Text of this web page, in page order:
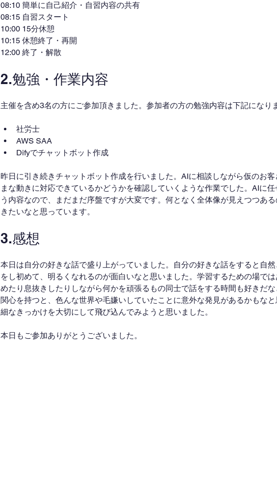
08:10 簡単に自己紹介・自習内容の共有
08:15 自習スタート
10:00 15分休憩
10:15 休憩終了・再開
12:00 終了・解散
2.勉強・作業内容
主催を含め3名の方にご参加頂きました。参加者の方の勉強内容は下記になり
社労士
AWS SAA
Difyでチャットボット作成
昨日に引き続きチャットボット作成を行いました。AIに相談しながら仮のお
まな動きに対応できているかどうかを確認していくような作業でした。AIに
う内容なので、まだまだ序盤ですが大変です。何となく全体像が見えつつあ
きたいなと思っています。
3.感想
本日は自分の好きな話で盛り上がっていました。自分の好きな話をすると自
をし初めて、明るくなれるのが面白いなと思いました。学習するための場で
めたり息抜きしたりしながら何かを頑張るもの同士で話をする時間も好きだ
関心を持つと、色んな世界や毛嫌いしていたことに意外な発見があるかもな
細なきっかけを大切にして飛び込んでみようと思いました。
本日もご参加ありがとうございました。